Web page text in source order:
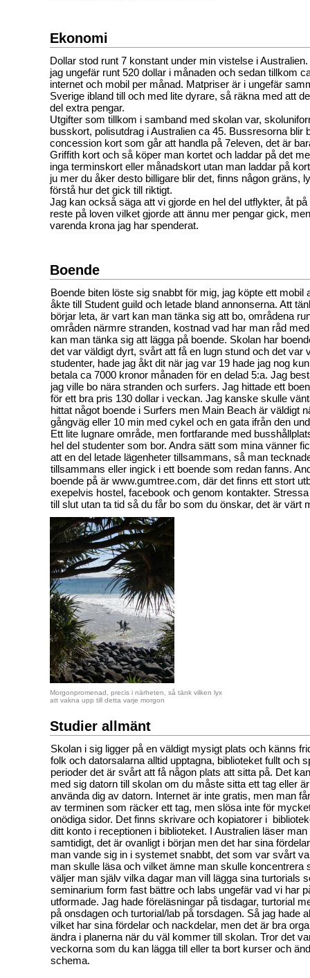
Ekonomi
Dollar stod runt 7 konstant under min vistelse i
jag ungefär runt 520 dollar i månaden och sedan tillkom
internet och mobil per månad. Matpriser är i ungefär
Sverige ibland till och med lite dyrare, så räkna med att
del extra pengar.
Utgifter som tillkom i samband med skolan var,
busskort, polisutdrag i Australien ca 45. Bussresorna blir
concession kort som går att handla på 7eleven, det är
Griffith kort och så köper man kortet och laddar på det
inga terminskort eller månadskort utan man laddar på
ju mer du åker desto billigare blir det, finns någon gräns,
förstå hur det gick till riktigt.
Jag kan också säga att vi gjorde en hel del utflykter, åt
reste på loven vilket gjorde att ännu mer pengar gick,
varenda krona jag har spenderat.
Boende
Boende biten löste sig snabbt för mig, jag köpte ett mobil
åkte till Student guild och letade bland annonserna. Att
börjar leta, är vart kan man tänka sig att bo, områdena
områden närmre stranden, kostnad vad har man råd
kan man tänka sig att lägga på boende. Skolan har
det var väldigt dyrt, svårt att få en lugn stund och det var
studenter, hade jag åkt dit när jag var 19 hade jag nog
betala ca 7000 kronor månaden för en delad 5:a. Jag
jag ville bo nära stranden och surfers. Jag hittade ett
för ett bra pris 130 dollar i veckan. Jag kanske skulle
hittat något boende i Surfers men Main Beach är väldigt
gångväg eller 10 min med cykel och en gata ifrån den
Ett lite lugnare område, men fortfarande med
hel del studenter som bor. Andra sätt som mina vänner
att en del letade lägenheter tillsammans, så man
tillsammans eller ingick i ett boende som redan fanns.
boende på är www.gumtree.com, där det finns ett stort
exepelvis hostel, facebook och genom kontakter.
till slut utan ta tid så du får bo som du önskar, det är värt
Morgonpromenad, precis i närheten, så tänk vilken lyx
att vakna upp till detta varje morgon
Studier allmänt
Skolan i sig ligger på en väldigt mysigt plats och känns
folk och datorsalarna alltid upptagna, biblioteket fullt och
perioder det är svårt att få någon plats att sitta på. Det
med sig datorn till skolan om du måste sitta ett tag eller
använda dig av datorn. Internet är inte gratis, men man
av terminen som räcker ett tag, men slösa inte för
onödiga sidor. Det finns skrivare och kopiatorer i
ditt konto i receptionen i biblioteket. I Australien läser
samtidigt, det är ovanligt i början men det har sina
man vande sig in i systemet snabbt, det som var svårt
man skulle läsa och vilket ämne man skulle koncentrera
väljer man själv vilka dagar man vill lägga sina turtorials
seminarium form fast bättre och labs ungefär vad vi har
utformade. Jag hade föreläsningar på tisdagar, turtorial
på onsdagen och turtorial/lab på torsdagen. Så jag hade
vilket har sina fördelar och nackdelar, men det är bra
ändra i planerna när du väl kommer till skolan. Tror det
veckorna som du kan lägga till eller ta bort kurser och
schema.